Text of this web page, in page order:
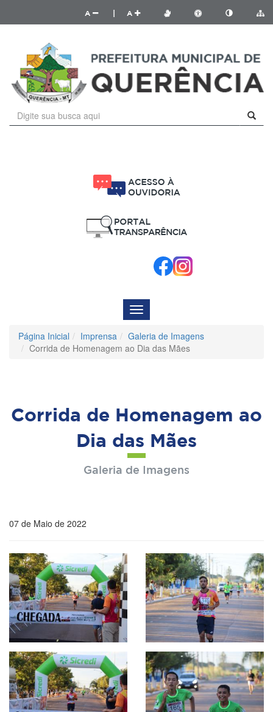
A A
Menu
de
Navegação
Página Inicial Imprensa
Galeria de Imagens
Corrida de Homenagem ao Dia das Mães
Corrida de Homenagem ao
Dia das Mães
Galeria de Imagens
07 de Maio de 2022